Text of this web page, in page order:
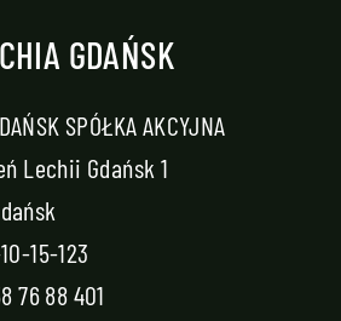
GDAŃSK
SPÓŁKA AKCYJNA
Lechii Gdańsk 1
15-123
76 88 401